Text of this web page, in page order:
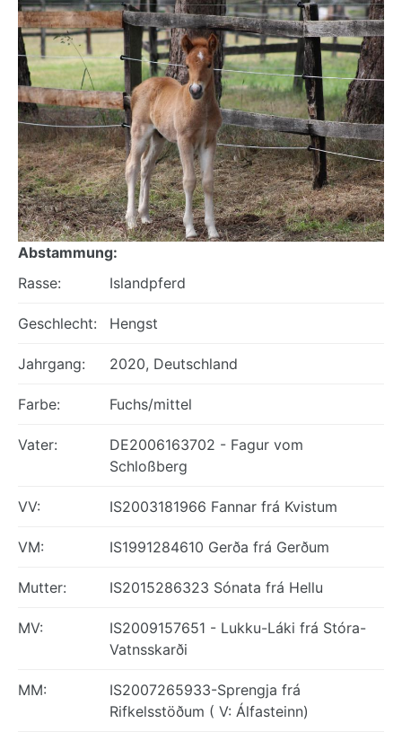
Abstammung:
Rasse:
Islandpferd
Geschlecht: Hengst
Jahrgang: 2020, Deutschland
Farbe: Fuchs/mittel
Vater:
DE2006163702 - Fagur vom
Schloßberg
VV: IS2003181966 Fannar frá Kvistum
VM: IS1991284610 Gerða frá Gerðum
Mutter: IS2015286323 Sónata frá Hellu
MV:
IS2009157651 - Lukku-Láki frá Stóra-
Vatnsskarði
MM:
IS2007265933-Sprengja frá
Rifkelsstöðum ( V: Álfasteinn)